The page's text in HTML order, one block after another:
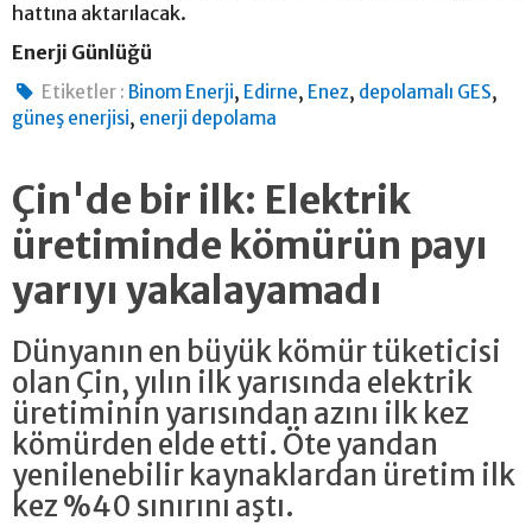
hattına aktarılacak.
Enerji Günlüğü
Etiketler : Binom Enerji, Edirne, Enez, depolamalı GES,
güneş enerjisi, enerji depolama
Çin'de bir ilk: Elektrik
üretiminde kömürün payı
yarıyı yakalayamadı
Dünyanın en büyük kömür tüketicisi
olan Çin, yılın ilk yarısında elektrik
üretiminin yarısından azını ilk kez
kömürden elde etti. Öte yandan
yenilenebilir kaynaklardan üretim ilk
kez %40 sınırını aştı.